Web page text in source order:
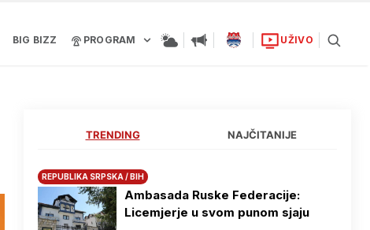
BIG BIZZ PROGRAM UŽIVO
TRENDING NAJČITANIJE
REPUBLIKA SRPSKA / BIH
Ambasada Ruske Federacije:
Licemjerje u svom punom sjaju